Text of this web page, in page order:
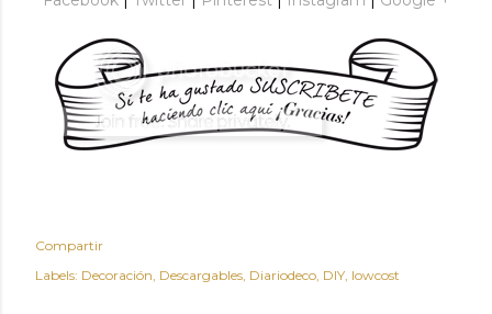
Compartir
Labels: Decoración Descargables Diariodeco DIY lowcost